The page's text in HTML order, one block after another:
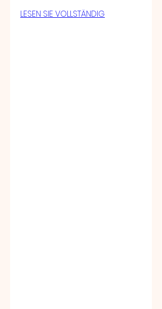
LESEN SIE VOLLSTÄNDIG